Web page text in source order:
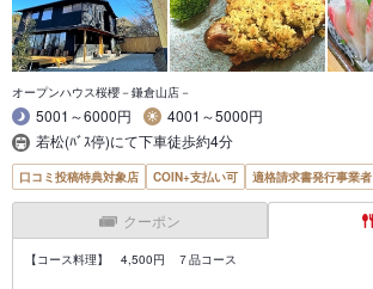
オープンハウス桜櫻－鎌倉山店－
5001～6000円
4001～5000円
若松(ﾊﾞｽ停)にて下車徒歩約4分
口コミ投稿特典対象店 COIN+支払い可 適格請求書発行事業者
クーポン
【コース料理】 4,500円 ７品コース